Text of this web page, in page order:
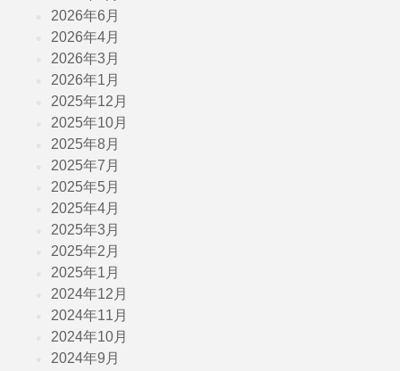
2026年6月
2026年4月
2026年3月
2026年1月
2025年12月
2025年10月
2025年8月
2025年7月
2025年5月
2025年4月
2025年3月
2025年2月
2025年1月
2024年12月
2024年11月
2024年10月
2024年9月